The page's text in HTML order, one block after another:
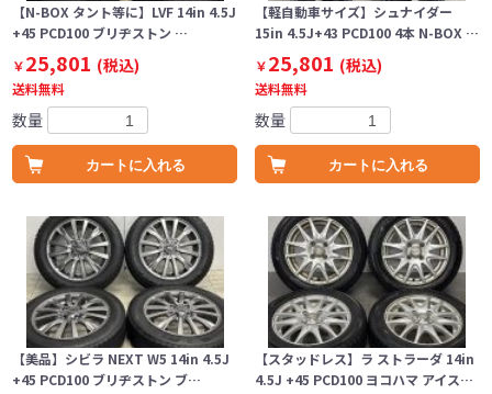
【N-BOX タント等に】LVF 14in 4.5J
+45 PCD100 ブリヂストン …
￥25,801 (税込)
送料無料
数量
カートに入れる
【軽自動車サイズ】シュナイダー
15in 4.5J+43 PCD100 4本 N-BOX …
￥25,801 (税込)
送料無料
数量
カートに入れる
【美品】シビラ NEXT W5 14in 4.5J
+45 PCD100 ブリヂストン ブ…
【スタッドレス】ラ ストラーダ 14in
4.5J +45 PCD100 ヨコハマ アイス…